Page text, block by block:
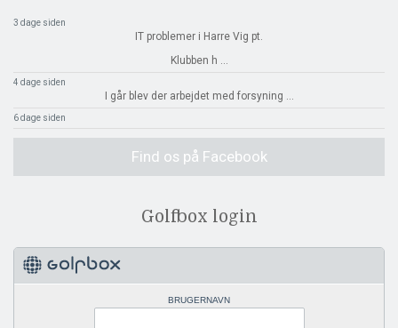
3 dage siden
IT problemer i Harre Vig pt.
Klubben h
4 dage siden
I går blev der arbejdet med forsyning
6 dage siden
Find os på Facebook
Golfbox login
BRUGERNAVN